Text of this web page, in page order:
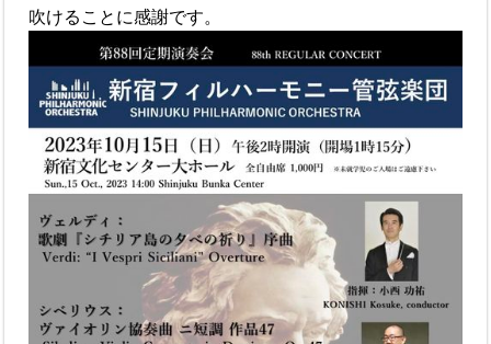
吹けることに感謝です。